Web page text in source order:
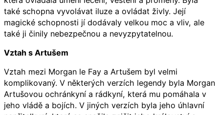
také schopna vyvolávat iluze a ovládat živly. Její
magické schopnosti jí dodávaly velkou moc a vliv, ale
také ji činily nebezpečnou a nevyzpytatelnou.
Vztah s Artušem
Vztah mezi Morgan le Fay a Artušem byl velmi
komplikovaný. V některých verzích legendy byla Morgan
Artušovou ochránkyní a rádkyní, která mu pomáhala v
jeho vládě a bojích. V jiných verzích byla jeho úhlavní